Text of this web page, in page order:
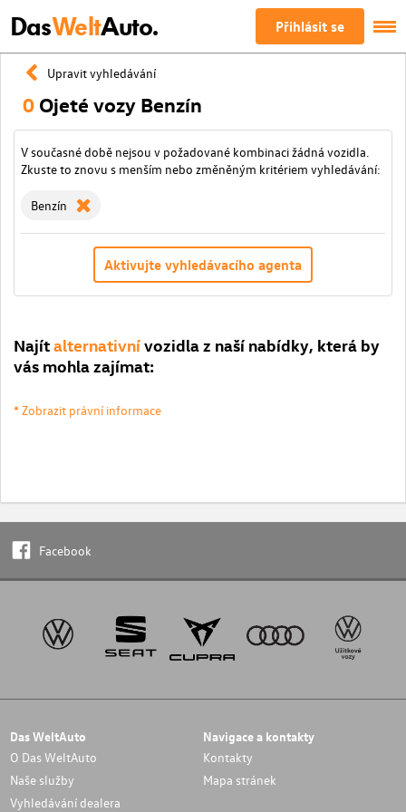
DasWeltAuto. Přihlásit se
Upravit vyhledávání
0 Ojeté vozy Benzín
V současné době nejsou v požadované kombinaci žádná vozidla.
Zkuste to znovu s menším nebo změněným kritériem vyhledávání:
Benzín
Aktivujte vyhledávacího agenta
Najítalternativnívozidla z naší nabídky, která by
vás mohla zajímat:
* Zobrazit právní informace
Facebook
Das WeltAuto
O Das WeltAuto
Naše služby
Vyhledávání dealera
Navigace a kontakty
Kontakty
Mapa stránek